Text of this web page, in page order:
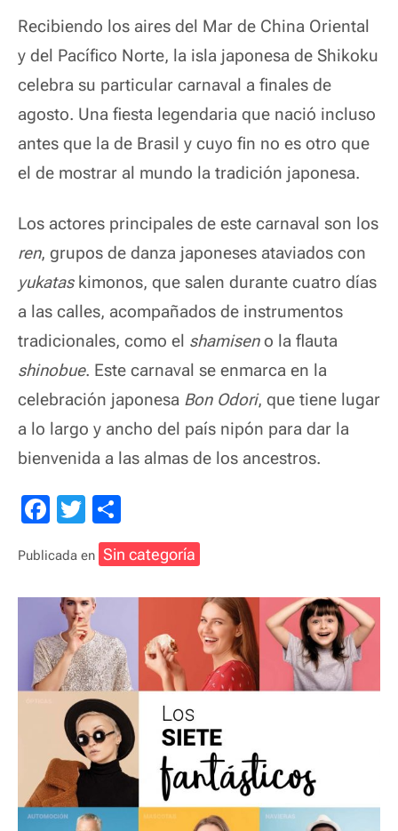
Recibiendo los aires del Mar de China Oriental
y del Pacífico Norte, la isla japonesa de Shikoku
celebra su particular carnaval a finales de
agosto. Una fiesta legendaria que nació incluso
antes que la de Brasil y cuyo fin no es otro que
el de mostrar al mundo la tradición japonesa.
Los actores principales de este carnaval son los
ren, grupos de danza japoneses ataviados con
yukatas kimonos, que salen durante cuatro días
a las calles, acompañados de instrumentos
tradicionales, como el shamiseno la flauta
shinobue. Este carnaval se enmarca en la
celebración japonesa Bon Odori, que tiene lugar
a lo largo y ancho del país nipón para dar la
bienvenida a las almas de los ancestros.
F
c
e
b
o
o
T
wi
tt
er
o
m
p
tir
Publicada en Sin categoría